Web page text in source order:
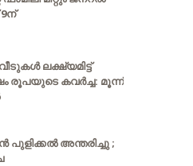
ലക്ഷ്യമിട്ട്
രൂപയുടെ കവർച്ച: മൂന്ന്
പുളിക്കല്‍ അന്തരിച്ചു ;